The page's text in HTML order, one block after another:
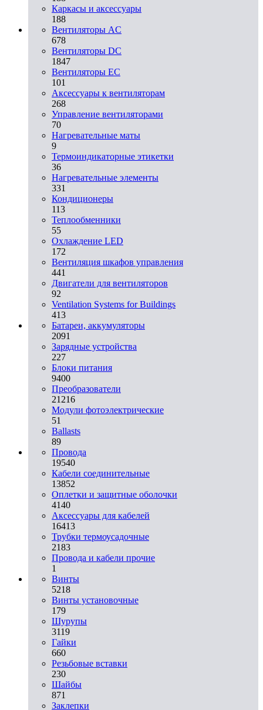
Каркасы и аксессуары
188
Вентиляторы AC
678
Вентиляторы DC
1847
Вентиляторы EC
101
Аксессуары к вентиляторам
268
Управление вентиляторами
70
Нагревательные маты
9
Термоиндикаторные этикетки
36
Нагревательные элементы
331
Кондиционеры
113
Теплообменники
55
Охлаждение LED
172
Вентиляция шкафов управления
441
Двигатели для вентиляторов
92
Ventilation Systems for Buildings
413
Батареи, аккумуляторы
2091
Зарядные устройства
227
Блоки питания
9400
Преобразователи
21216
Модули фотоэлектрические
51
Ballasts
89
Провода
19540
Кабели соединительные
13852
Оплетки и защитные оболочки
4140
Аксессуары для кабелей
16413
Трубки термоусадочные
2183
Провода и кабели прочие
1
Винты
5218
Винты установочные
179
Шурупы
3119
Гайки
660
Резьбовые вставки
230
Шайбы
871
Заклепки